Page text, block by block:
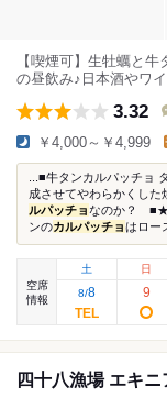
【喫煙可】生牡蠣と
の昼飲み♪日本酒やワ
3.32
￥4,000～￥4,999
...■牛タンカルパッチョ
成させてやわらかくし
ルパッチョなのか？ ■★
ンのカルパッチョはロー
空席
情報
土
8/8
日
9
四十八漁場 エキ